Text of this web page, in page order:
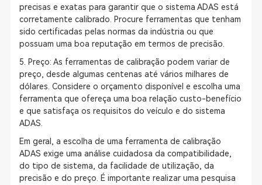
precisas e exatas para garantir que o sistema ADAS está
corretamente calibrado. Procure ferramentas que tenham
sido certificadas pelas normas da indústria ou que
possuam uma boa reputação em termos de precisão.
5. Preço: As ferramentas de calibração podem variar de
preço, desde algumas centenas até vários milhares de
dólares. Considere o orçamento disponível e escolha uma
ferramenta que ofereça uma boa relação custo-benefício
e que satisfaça os requisitos do veículo e do sistema
ADAS.
Em geral, a escolha de uma ferramenta de calibração
ADAS exige uma análise cuidadosa da compatibilidade,
do tipo de sistema, da facilidade de utilização, da
precisão e do preço. É importante realizar uma pesquisa